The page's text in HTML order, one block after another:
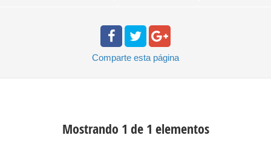
Comparte esta página
Mostrando 1 de 1 elementos